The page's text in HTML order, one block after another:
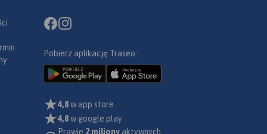
Pobierz aplikację Traseo:
4,8w app store
4,8w google play
Prawie 2 miliony aktywnych